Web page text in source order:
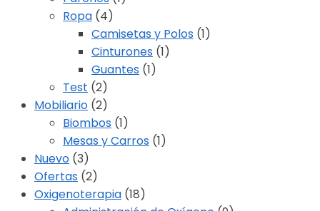
Ropa (4)
Camisetas y Polos (1)
Cinturones (1)
Guantes (1)
Test (2)
Mobiliario (2)
Biombos (1)
Mesas y Carros (1)
Nuevo (3)
Ofertas (2)
Oxigenoterapia (18)